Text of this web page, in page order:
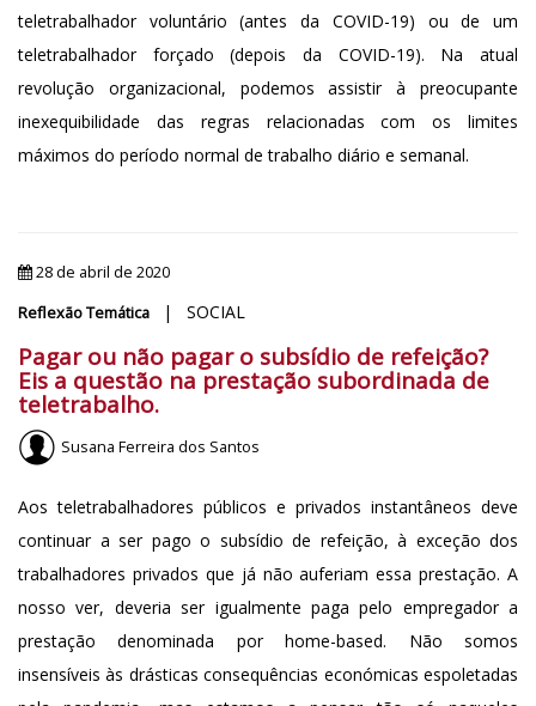
teletrabalhador voluntário (antes da COVID-19) ou de um
teletrabalhador forçado (depois da COVID-19). Na atual
revolução organizacional, podemos assistir à preocupante
inexequibilidade das regras relacionadas com os limites
máximos do período normal de trabalho diário e semanal.
28 de abril de 2020
Reflexão Temática
| SOCIAL
Pagar ou não pagar o subsídio de refeição?
Eis a questão na prestação subordinada de
teletrabalho.
Susana Ferreira dos Santos
Aos teletrabalhadores públicos e privados instantâneos deve
continuar a ser pago o subsídio de refeição, à exceção dos
trabalhadores privados que já não auferiam essa prestação. A
nosso ver, deveria ser igualmente paga pelo empregador a
prestação denominada por home-based. Não somos
insensíveis às drásticas consequências económicas espoletadas